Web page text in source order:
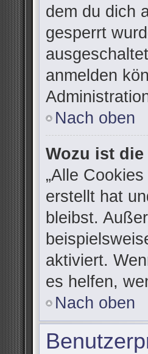
dem du dich
gesperrt
anmelden
Nach oben
Wozu ist
„Alle
erstellt hat
bleibst.
aktiviert.
es helfen,
Nach oben